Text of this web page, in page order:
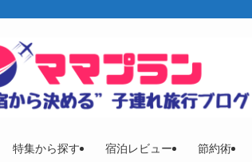
特集から探す 宿泊レビュー 節約術